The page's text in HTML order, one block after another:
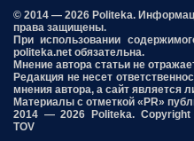
© 2014 — 2026 Politeka.
права защищены.
При использовании
politeka.net обязательна.
Мнение автора статьи не
Редакция не несет
мнения автора, а сайт является
Материалы с отметкой «PR»
2014 — 2026 Politeka. Copyright
TOV